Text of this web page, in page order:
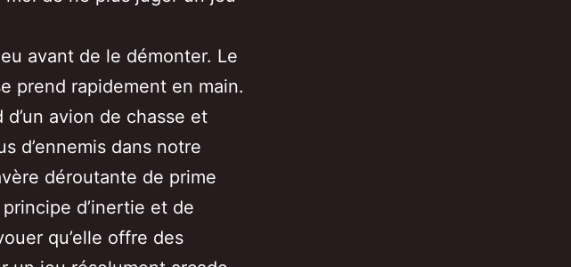
avant de le démonter. Le
prend rapidement en main.
avion de chasse et
d’ennemis dans notre
déroutante de prime
d’inertie et de
qu’elle offre des